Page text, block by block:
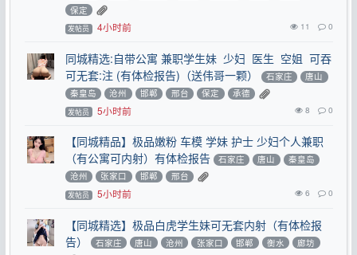
保定
发帖员 4小时前 11 0
同城精选:自带公寓 兼职学生妹 少妇 医生 空姐 可吞
可无套:注 (有体检报告)（送伟哥一颗）
石家庄
唐山
秦皇岛
沧州 邯郸 邢台 保定 承德
发帖员 5小时前 8 0
【同城精品】极品嫩粉 车模 学妹 护士 少妇个人兼职
（有公寓可内射）有体检报告
石家庄 唐山
秦皇岛
沧州
张家口 邯郸 邢台
发帖员 5小时前 6 0
【同城精选】极品白虎学生妹可无套内射（有体检报
告）
石家庄 唐山 沧州 张家口 邯郸 衡水 廊坊